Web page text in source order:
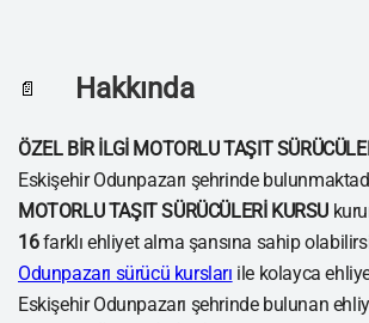
📄 Hakkında
ÖZEL BİR İLGİ MOTORLU TAŞIT
Eskişehir Odunpazarı şehrinde
MOTORLU TAŞIT SÜRÜCÜLERİ KURSU
16farklı ehliyet alma şansına sahip
Odunpazarı sürücü kursları ile kolayca
Eskişehir Odunpazarı şehrinde bulunan